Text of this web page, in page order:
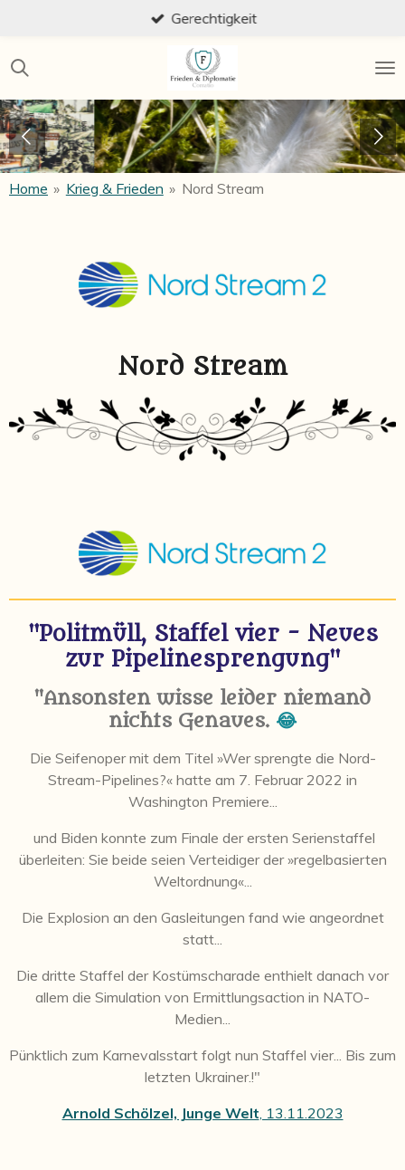
springen
Gerechtigkeit
Home » Krieg & Frieden » Nord Stream
Nord Stream
"Politmüll, Staffel vier - Neues
zur Pipelinesprengung"
"Ansonsten wisse leider niemand
nichts Genaues. 😂
Die Seifenoper mit dem Titel »Wer sprengte die Nord-
Stream-Pipelines?« hatte am 7. Februar 2022 in
Washington Premiere...
und Biden konnte zum Finale der ersten Serienstaffel
überleiten: Sie beide seien Verteidiger der »regelbasierten
Weltordnung«...
Die Explosion an den Gasleitungen fand wie angeordnet
statt...
Die dritte Staffel der Kostümscharade enthielt danach vor
allem die Simulation von Ermittlungsaction in NATO-
Medien...
Pünktlich zum Karnevalsstart folgt nun Staffel vier... Bis zum
letzten Ukrainer.!"
Arnold Schölzel, Junge Welt, 13.11.2023